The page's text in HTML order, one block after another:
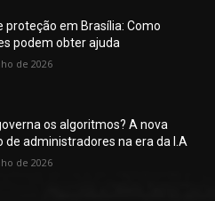
proteção em Brasília: Como
podem obter ajuda
de 2026
os algoritmos? A nova
de administradores na era da I.A
de 2026